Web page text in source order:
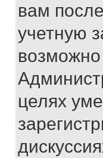
вам
учетную
целях